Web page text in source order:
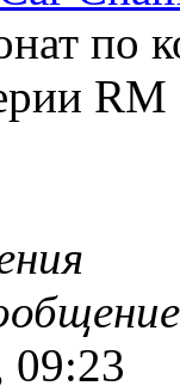
по
09:23